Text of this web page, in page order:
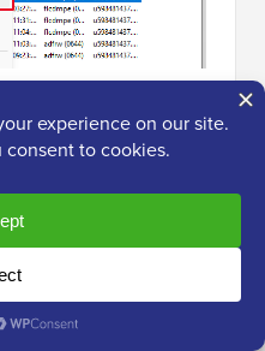
mappen från din
fortsätt och skapa
att vara helt tom, vilket
WordPress-teman